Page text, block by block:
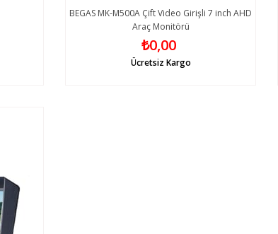
BEGAS MK-M500A Çift Video Girişli 7 inch AHD
Araç Monitörü
₺0,00
Ücretsiz Kargo